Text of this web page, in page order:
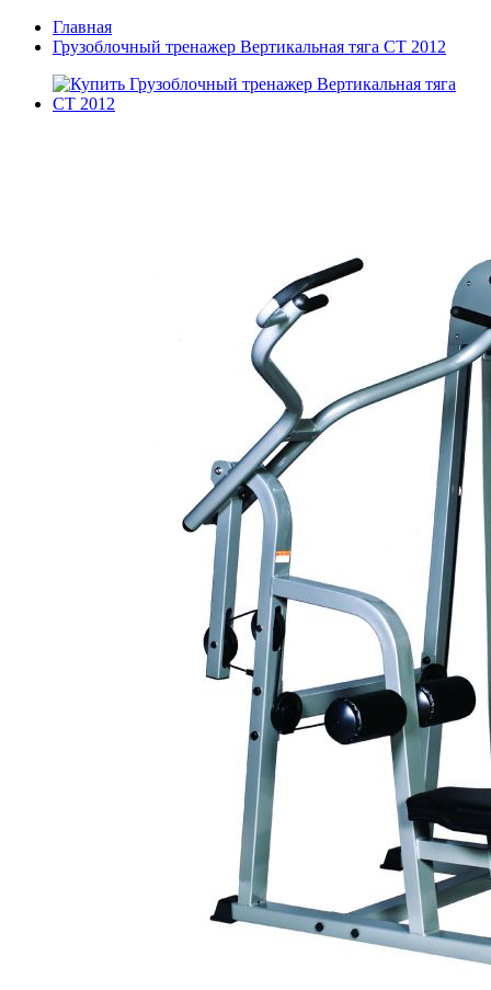
Главная
Грузоблочный тренажер Вертикальная тяга CT 2012